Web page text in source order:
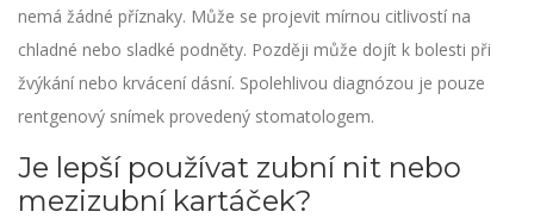
nemá žádné příznaky. Může se projevit mírnou citlivostí na
chladné nebo sladké podněty. Později může dojít k bolesti při
žvýkání nebo krvácení dásní. Spolehlivou diagnózou je pouze
rentgenový snímek provedený stomatologem.
Je lepší používat zubní nit nebo
mezizubní kartáček?